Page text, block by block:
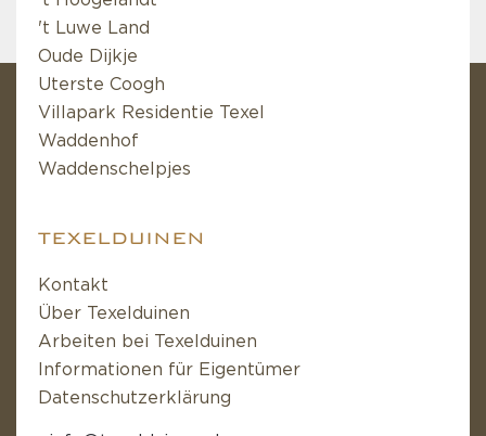
't Luwe Land
Oude Dijkje
Uterste Coogh
Villapark Residentie Texel
Waddenhof
Waddenschelpjes
TEXELDUINEN
Kontakt
Über Texelduinen
Arbeiten bei Texelduinen
Informationen für Eigentümer
Datenschutzerklärung